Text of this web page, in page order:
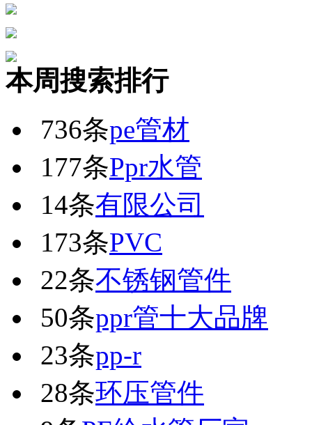
本周搜索排行
736条pe管材
177条Ppr水管
14条有限公司
173条PVC
22条不锈钢管件
50条ppr管十大品牌
23条pp-r
28条环压管件